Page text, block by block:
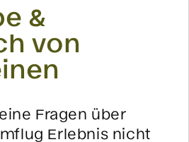
&
von
Fragen über
Erlebnis nicht